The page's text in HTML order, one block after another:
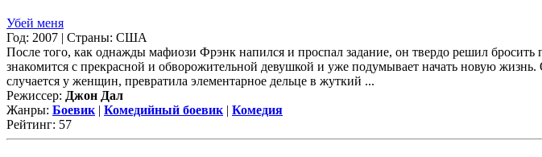
Убей меня
Год: 2007 | Страны: США
После того, как однажды мафиози Фрэнк напился и проспал задание, он твердо решил
знакомится с прекрасной и обворожительной девушкой и уже подумывает начать новую
случается у женщин, превратила элементарное дельце в жуткий ...
Режиссер: Джон Дал
Жанры: Боевик | Комедийный боевик | Комедия
Рейтинг: 57